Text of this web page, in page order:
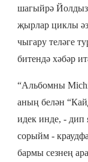
шагыйрә
җырлар циклы
чыгару теләге
битендә хәбәр
“Альбомны
аның белән
идек инде, - дип
сорыйм -
бармы сезнең